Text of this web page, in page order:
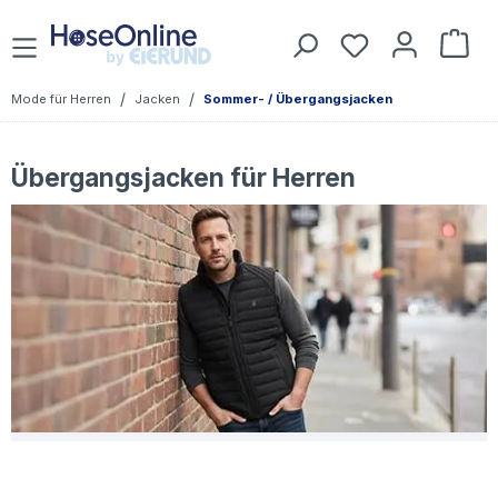
Zum Hauptinhalt springen Du hast 0
Mode für Herren / Jacken / Sommer- / Übergangsjacken
Übergangsjacken für Herren